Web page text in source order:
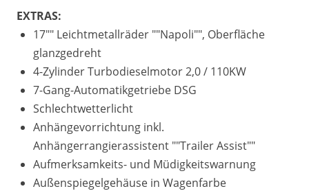
EXTRAS:
17"" Leichtmetallräder ""Napoli"", Oberfläche
glanzgedreht
4-Zylinder Turbodieselmotor 2,0 / 110KW
7-Gang-Automatikgetriebe DSG
Schlechtwetterlicht
Anhängevorrichtung inkl.
Anhängerrangierassistent ""Trailer Assist""
Aufmerksamkeits- und Müdigkeitswarnung
Außenspiegelgehäuse in Wagenfarbe